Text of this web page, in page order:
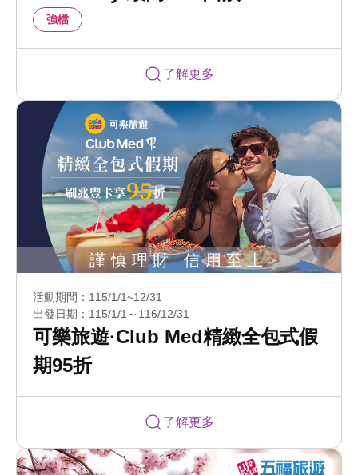
強檔
了解更多
活動期間：115/1/1~12/31
出發日期：115/1/1～116/12/31
可樂旅遊·Club Med精緻全包式假
期95折
了解更多